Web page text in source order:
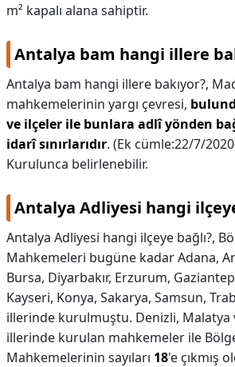
m² kapalı alana sahiptir.
Antalya bam hangi illere
Antalya bam hangi illere bakıyor?,
mahkemelerinin yargı çevresi,
ve ilçeler ile bunlara adlî yönden
idarî sınırlarıdır. (Ek cümle:22/7/
Kurulunca belirlenebilir.
Antalya Adliyesi hangi
Antalya Adliyesi hangi ilçeye bağlı?,
Mahkemeleri bugüne kadar Adana,
Bursa, Diyarbakır, Erzurum,
Kayseri, Konya, Sakarya, Samsun,
illerinde kurulmuştu. Denizli, Malatya
illerinde kurulan mahkemeler ile
Mahkemelerinin sayıları 18'e çıkmış